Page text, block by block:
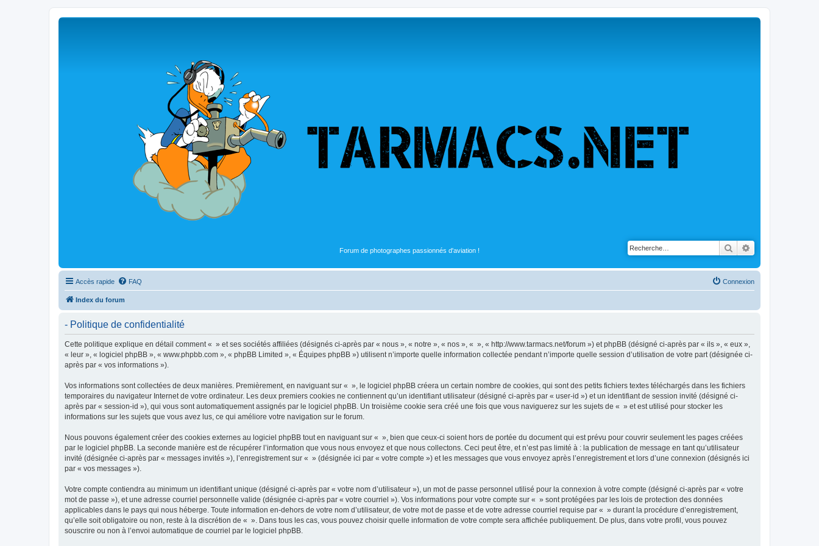
Forum de photographes passionnés d'aviation ! Rechercher
Accès rapide FAQ Connexion
Index du forum
- Politique de confidentialité
Cette politique explique en détail comment « » et ses sociétés affiliées (désignés ci-après par « nous », « notre », « nos », « », « http://www.tarmacs.net/forum ») et phpBB (désigné ci-après par « ils », « eux »,
« leur », « logiciel phpBB », « www.phpbb.com », « phpBB Limited », « Équipes phpBB ») utilisent n’importe quelle information collectée pendant n’importe quelle session d’utilisation de votre part (désignée ci-
après par « vos informations »).
Vos informations sont collectées de deux manières. Premièrement, en naviguant sur « », le logiciel phpBB créera un certain nombre de cookies, qui sont des petits fichiers textes téléchargés dans les fichiers
temporaires du navigateur Internet de votre ordinateur. Les deux premiers cookies ne contiennent qu’un identifiant utilisateur (désigné ci-après par « user-id ») et un identifiant de session invité (désigné ci-
après par « session-id »), qui vous sont automatiquement assignés par le logiciel phpBB. Un troisième cookie sera créé une fois que vous naviguerez sur les sujets de « » et est utilisé pour stocker les
informations sur les sujets que vous avez lus, ce qui améliore votre navigation sur le forum.
Nous pouvons également créer des cookies externes au logiciel phpBB tout en naviguant sur « », bien que ceux-ci soient hors de portée du document qui est prévu pour couvrir seulement les pages créées
par le logiciel phpBB. La seconde manière est de récupérer l’information que vous nous envoyez et que nous collectons. Ceci peut être, et n’est pas limité à : la publication de message en tant qu’utilisateur
invité (désignée ci-après par « messages invités »), l’enregistrement sur « » (désignée ici par « votre compte ») et les messages que vous envoyez après l’enregistrement et lors d’une connexion (désignés ici
par « vos messages »).
Votre compte contiendra au minimum un identifiant unique (désigné ci-après par « votre nom d’utilisateur »), un mot de passe personnel utilisé pour la connexion à votre compte (désigné ci-après par « votre
mot de passe »), et une adresse courriel personnelle valide (désignée ci-après par « votre courriel »). Vos informations pour votre compte sur « » sont protégées par les lois de protection des données
applicables dans le pays qui nous héberge. Toute information en-dehors de votre nom d’utilisateur, de votre mot de passe et de votre adresse courriel requise par « » durant la procédure d’enregistrement,
qu’elle soit obligatoire ou non, reste à la discrétion de « ». Dans tous les cas, vous pouvez choisir quelle information de votre compte sera affichée publiquement. De plus, dans votre profil, vous pouvez
souscrire ou non à l’envoi automatique de courriel par le logiciel phpBB.